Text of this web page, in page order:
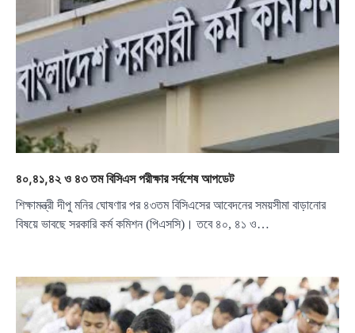
৪০,৪১,৪২ ও ৪৩ তম বিসিএস পরীক্ষার সর্বশেষ আপডেট
শিক্ষামন্ত্রী দীপু মনির ঘোষণার পর ৪৩তম বিসিএসের আবেদনের সময়সীমা বাড়ানোর
বিষয়ে ভাবছে সরকারি কর্ম কমিশন (পিএসসি)। তবে ৪০, ৪১ ও…